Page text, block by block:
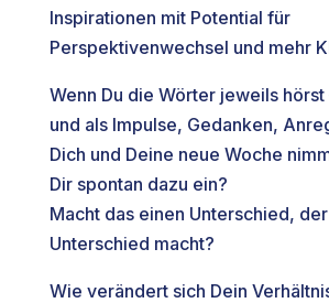
Inspirationen mit Potential für
Perspektivenwechsel und mehr
Wenn Du die Wörter jeweils hörst
und als Impulse, Gedanken,
Dich und Deine neue Woche
Dir spontan dazu ein?
Macht das einen Unterschied,
Unterschied macht?
Wie verändert sich Dein